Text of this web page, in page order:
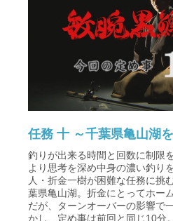
任務 十 ～千葉県亀山湖
釣りが出来る時間と回数に制限
より思考を深め中身の濃い釣り
人・折金一樹が困難な任務に挑
葉県亀山湖。折金にとってホー
だが、ターンオーバーの影響で
かし、定め事は前回と同じ10分